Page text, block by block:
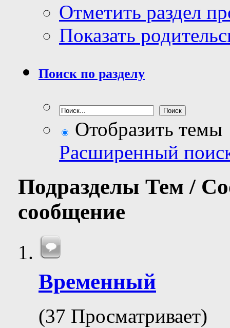
Отметить раздел
Показать
Поиск по разделу
Отобразить темы
Расширенный
Подразделы Тем /
сообщение
Временный
(37 Просматривает)